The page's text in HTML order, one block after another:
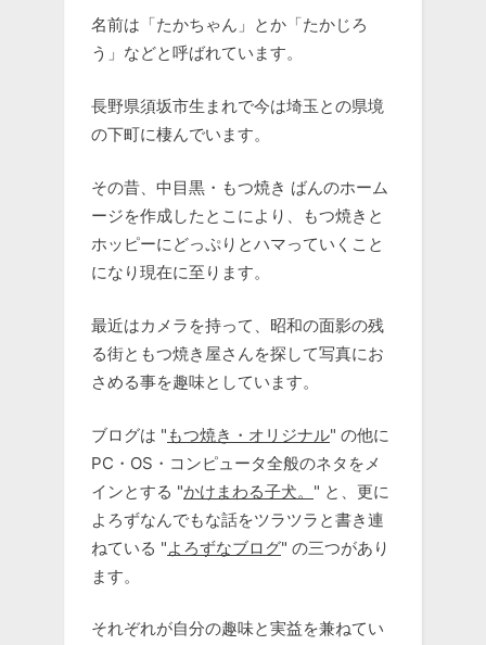
名前は「たかちゃん」とか「たかじろ
う」などと呼ばれています。
長野県須坂市生まれで今は埼玉との県境
の下町に棲んでいます。
その昔、中目黒・もつ焼き ばんのホーム
ージを作成したとこにより、もつ焼きと
ホッピーにどっぷりとハマっていくこと
になり現在に至ります。
最近はカメラを持って、昭和の面影の残
る街ともつ焼き屋さんを探して写真にお
さめる事を趣味としています。
ブログは " もつ焼き・オリジナル" の他に
PC・OS・コンピュータ全般のネタをメ
インとする "かけまわる子犬。 " と、更に
よろずなんでもな話をツラツラと書き連
ねている "よろずなブログ" の三つがあり
ます。
それぞれが自分の趣味と実益を兼ねてい